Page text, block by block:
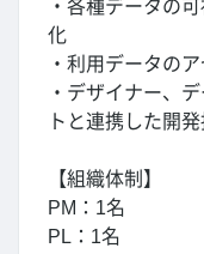
・各種データの
化
・利用データの
・デザイナー、
トと連携した開
【組織体制】
PM：1名
PL：1名